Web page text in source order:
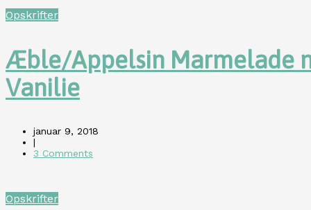
Opskrifter
Æble/Appelsin Marmelade
Vanilie
januar 9, 2018
|
3 Comments
Opskrifter